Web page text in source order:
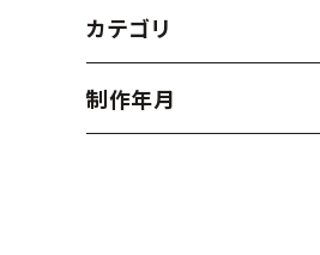
カテゴリ
制作年月